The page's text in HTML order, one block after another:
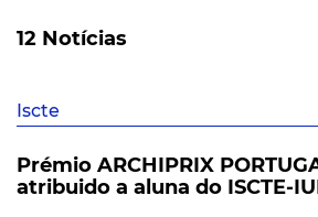
12 Notícias
Iscte
Prémio ARCHIPRIX
atribuido a aluna do ISCTE-